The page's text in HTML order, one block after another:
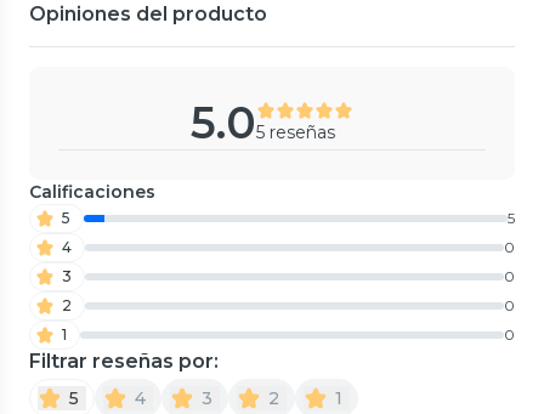
Opiniones del producto
5.05 reseñas
Calificaciones
5
5
4
0
3
0
2
0
1
0
Filtrar reseñas por:
5 4 3 2 1